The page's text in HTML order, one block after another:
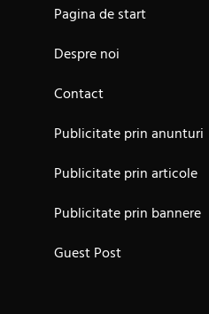
Pagina de start
Despre noi
Contact
Publicitate prin anunturi
Publicitate prin articole
Publicitate prin bannere
Guest Post